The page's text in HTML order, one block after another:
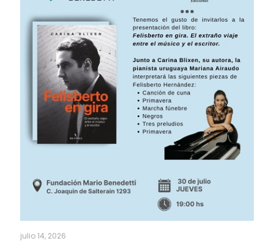
julio 14, 2026